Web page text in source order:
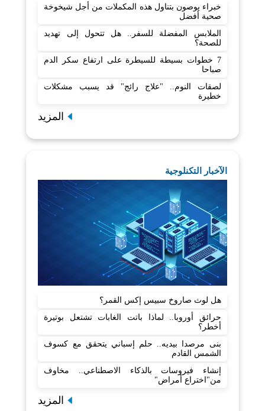
خبراء يوصون بتناول هذه المكملات من أجل شيخوخة
صحية أفضل
الملابس المفضلة للسفر.. هل تتحول إلى تهديد
للصحة؟
7 خطوات بسيطة للسيطرة على ارتفاع سكر الدم
صباحا
لصقات النوم.. "علاج رائج" قد يسبب مشكلات
خطيرة
المزيد
الآخبار التكنلوجية
هل لوث صاروخ سبيس إكس القمر؟
حرائق أوروبا.. لماذا باتت الغابات تشتعل بوتيرة
أخطر؟
بنى مرصدا بيديه.. حلم إسباني يتحقق مع كسوف
الشمس القادم
إنشاء فيروسات بالذكاء الاصطناعي.. مخاوف
من"اختراع أمراض"
المزيد